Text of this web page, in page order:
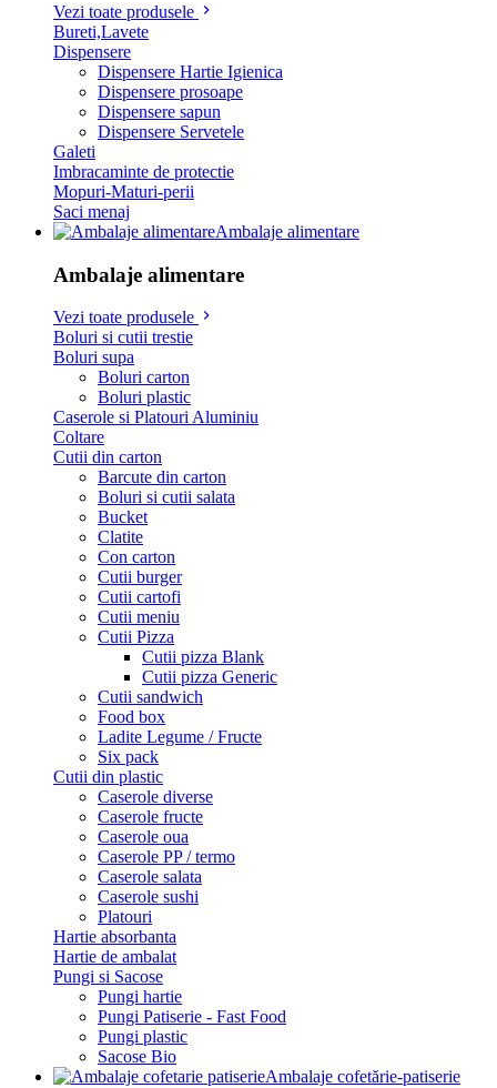
Vezi toate produsele
Bureti,Lavete
Dispensere
Dispensere Hartie Igienica
Dispensere prosoape
Dispensere sapun
Dispensere Servetele
Galeti
Imbracaminte de protectie
Mopuri-Maturi-perii
Saci menaj
Ambalaje alimentare
Ambalaje alimentare
Vezi toate produsele
Boluri si cutii trestie
Boluri supa
Boluri carton
Boluri plastic
Caserole si Platouri Aluminiu
Coltare
Cutii din carton
Barcute din carton
Boluri si cutii salata
Bucket
Clatite
Con carton
Cutii burger
Cutii cartofi
Cutii meniu
Cutii Pizza
Cutii pizza Blank
Cutii pizza Generic
Cutii sandwich
Food box
Ladite Legume / Fructe
Six pack
Cutii din plastic
Caserole diverse
Caserole fructe
Caserole oua
Caserole PP / termo
Caserole salata
Caserole sushi
Platouri
Hartie absorbanta
Hartie de ambalat
Pungi si Sacose
Pungi hartie
Pungi Patiserie - Fast Food
Pungi plastic
Sacose Bio
Ambalaje cofetărie-patiserie